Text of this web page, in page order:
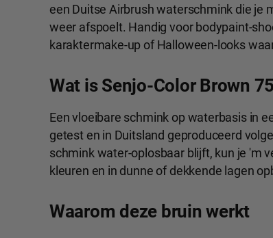
een Duitse Airbrush waterschmink die je
weer afspoelt. Handig voor bodypaint-
karaktermake-up of Halloween-looks
Wat is Senjo-Color Brown
Een vloeibare schmink op waterbasis in
getest en in Duitsland geproduceerd
schmink water-oplosbaar blijft, kun je 'm
kleuren en in dunne of dekkende lagen
Waarom deze bruin werkt